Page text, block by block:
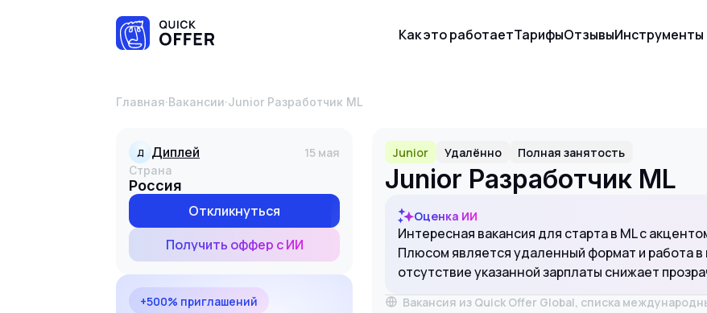
Как это работаетТарифыОтзывыИнструменты
Главная·Вакансии· Junior Разработчик ML
Д Диплей 15 мая
Страна
Россия
Откликнуться
Получить оффер с ИИ
+500% приглашений
Junior Удалённо Полная занятость
Junior Разработчик ML
Оценка ИИ
Интересная вакансия для старта в ML с
Плюсом является удаленный формат и работа
отсутствие указанной зарплаты снижает
Вакансия из Quick Offer Global, списка